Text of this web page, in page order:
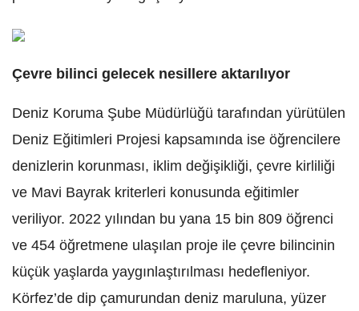
Çevre bilinci gelecek nesillere aktarılıyor
Deniz Koruma Şube Müdürlüğü tarafından yürütülen
Deniz Eğitimleri Projesi kapsamında ise öğrencilere
denizlerin korunması, iklim değişikliği, çevre kirliliği
ve Mavi Bayrak kriterleri konusunda eğitimler
veriliyor. 2022 yılından bu yana 15 bin 809 öğrenci
ve 454 öğretmene ulaşılan proje ile çevre bilincinin
küçük yaşlarda yaygınlaştırılması hedefleniyor.
Körfez’de dip çamurundan deniz maruluna, yüzer